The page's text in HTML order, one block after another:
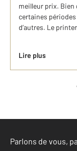
meilleur prix. Bien
certaines
d’autres. Le
Lire plus
Parlons de vous,